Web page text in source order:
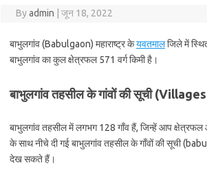
Byadmin जून 18, 2022
बाभुलगांव (Babulgaon) महाराष्ट्र केयवतमालजिले में
बाभुलगांव का कुल क्षेत्रफल 571 वर्ग किमी है।
बाभुलगांव तहसील के गांवों की सूची
बाभुलगांव तहसील में लगभग 128 गाँव हैं, जिन्हें आप
के साथ नीचे दी गई बाभुलगांव तहसील के गाँवों की सूची
देख सकते हैं।